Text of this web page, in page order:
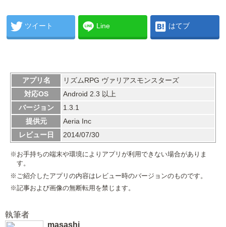
ツイート Line はてブ
アプリ名
リズムRPG ヴァリアスモンスターズ
対応OS
Android 2.3 以上
バージョン
1.3.1
提供元
Aeria Inc
レビュー日
2014/07/30
※お手持ちの端末や環境によりアプリが利用できない場合がありま
す。
※ご紹介したアプリの内容はレビュー時のバージョンのものです。
※記事および画像の無断転用を禁じます。
執筆者
masashi